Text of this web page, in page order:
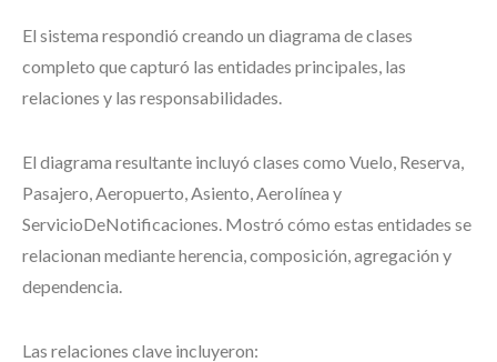
El sistema respondió creando un diagrama de clases
completo que capturó las entidades principales, las
relaciones y las responsabilidades.
El diagrama resultante incluyó clases como Vuelo, Reserva,
Pasajero, Aeropuerto, Asiento, Aerolínea y
ServicioDeNotificaciones. Mostró cómo estas entidades se
relacionan mediante herencia, composición, agregación y
dependencia.
Las relaciones clave incluyeron: